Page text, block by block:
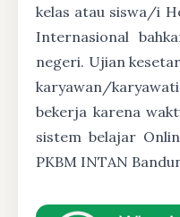
kelas atau siswa/i
Internasional
negeri. Ujian
karyawan/
bekerja karena
sistem belajar
PKBM INTAN